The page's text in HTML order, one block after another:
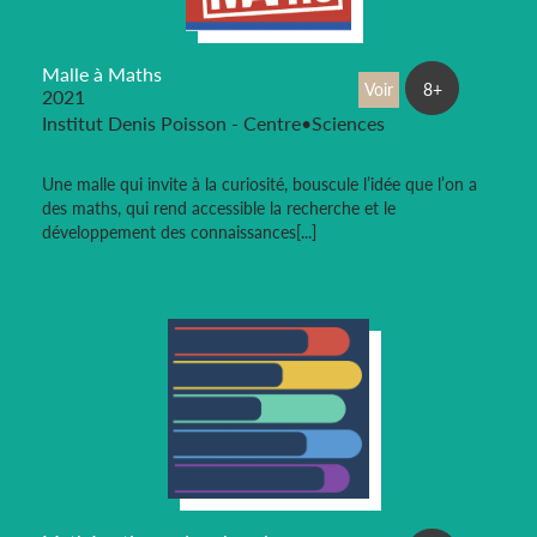
Malle à Maths
2021
Institut Denis Poisson - Centre•Sciences
Une malle qui invite à la curiosité, bouscule l’idée que l’on a
des maths, qui rend accessible la recherche et le
développement des connaissances[...]
Voir 8+